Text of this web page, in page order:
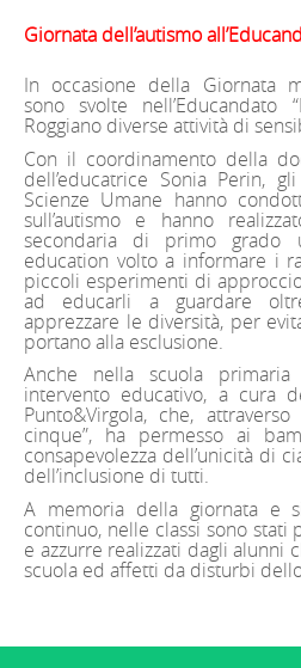
Giornata dell’autismo
In occasione della Giornata
sono svolte nell’Educandato
Roggiano diverse attività di
Con il coordinamento della
dell’educatrice Sonia Perin,
Scienze Umane hanno
sull’autismo e hanno
secondaria di primo grado
education volto a informare i
piccoli esperimenti di
ad educarli a guardare
apprezzare le diversità, per
portano alla esclusione.
Anche nella scuola
intervento educativo, a cura
Punto&Virgola, che,
cinque”, ha permesso ai
consapevolezza dell’unicità di
dell’inclusione di tutti.
A memoria della giornata e
continuo, nelle classi sono
e azzurre realizzati dagli alunni
scuola ed affetti da disturbi